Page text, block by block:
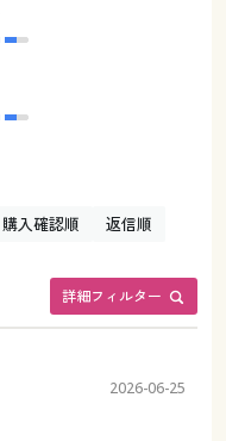
詳細フィルター
購入確認順
返信順
2026-06-25